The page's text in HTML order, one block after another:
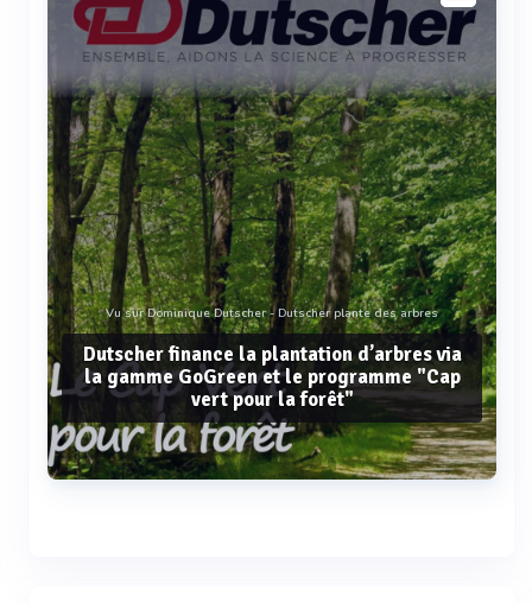
Vu sur Dominique Dutscher - Dutscher plante des arbres
Dutscher finance la plantation d’arbres via
la gamme GoGreen et le programme "Cap
vert pour la forêt"